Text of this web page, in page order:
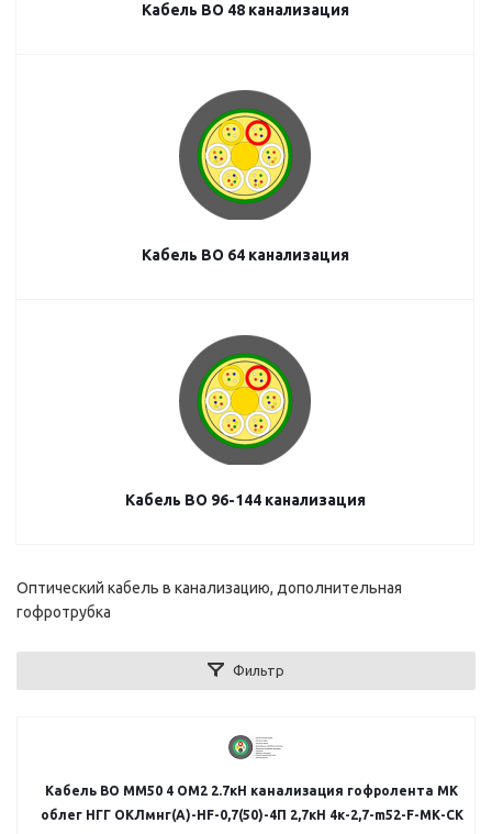
Кабель ВО 48 канализация
Кабель ВО 64 канализация
Кабель ВО 96-144 канализация
Оптический кабель в канализацию, дополнительная
гофротрубка
Фильтр
Кабель ВО MM50 4 OM2 2.7кН канализация гофролента МК
облег НГГ ОКЛмнг(А)-HF-0,7(50)-4П 2,7кН 4к-2,7-m52-F-МК-СК